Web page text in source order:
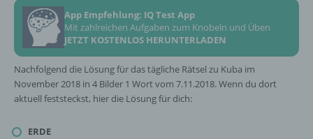
App Empfehlung: IQ Test App
Mit zahlreichen Aufgaben zum Knobeln und Üben
JETZT KOSTENLOS HERUNTERLADEN
Nachfolgend die Lösung für das tägliche Rätsel zu Kuba im
November 2018 in 4 Bilder 1 Wort vom 7.11.2018. Wenn du dort
aktuell feststeckst, hier die Lösung für dich:
ERDE